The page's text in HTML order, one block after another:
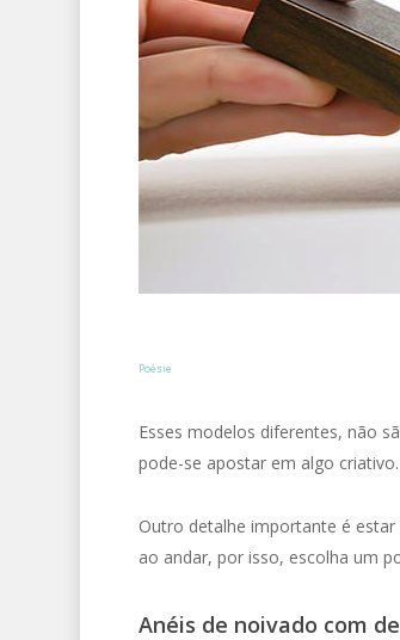
Poésie
Esses modelos diferentes, não
pode-se apostar em algo
Outro detalhe importante é
ao andar, por isso, escolha um
Anéis de noivado com